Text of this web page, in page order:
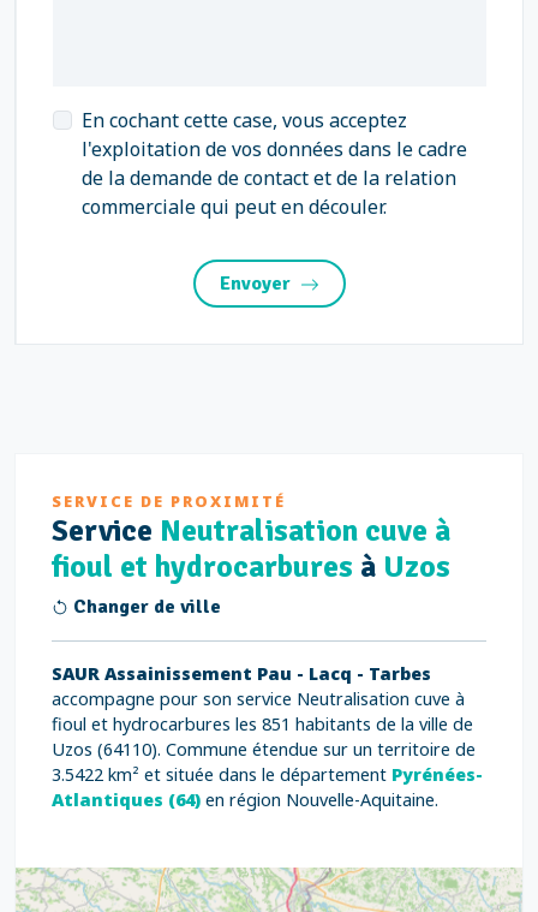
En cochant cette case, vous acceptez
l'exploitation de vos données dans le cadre
de la demande de contact et de la relation
commerciale qui peut en découler.
Envoyer
SERVICE DE PROXIMITÉ
Service Neutralisation cuve à
fioul et hydrocarbures à Uzos
Changer de ville
SAUR Assainissement Pau - Lacq - Tarbes
accompagne pour son service Neutralisation cuve à
fioul et hydrocarbures les 851 habitants de la ville de
Uzos (64110). Commune étendue sur un territoire de
3.5422 km² et située dans le département Pyrénées-
Atlantiques (64) en région Nouvelle-Aquitaine.